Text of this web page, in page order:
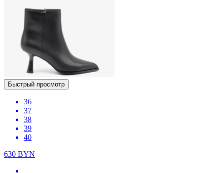
Быстрый просмотр
36
37
38
39
40
630 BYN